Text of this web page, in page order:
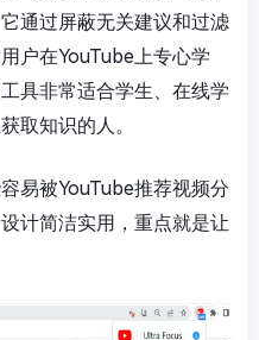
通过屏蔽无关建议和过滤
户在YouTube上专心学
具非常适合学生、在线学
取知识的人。
易被YouTube推荐视频分
计简洁实用，重点就是让